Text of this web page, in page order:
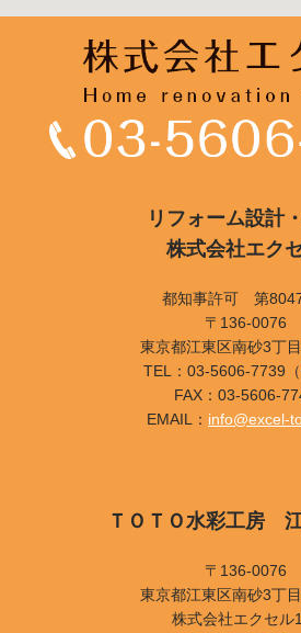
リフォーム設計
株式会社エク
都知事許可 第
〒136-0076
東京都江東区南砂3丁
TEL：03-5606-7739（
FAX：03-5606-
EMAIL： info@excel-
ＴＯＴＯ水彩工房
〒136-0076
東京都江東区南砂3丁
株式会社エクセル